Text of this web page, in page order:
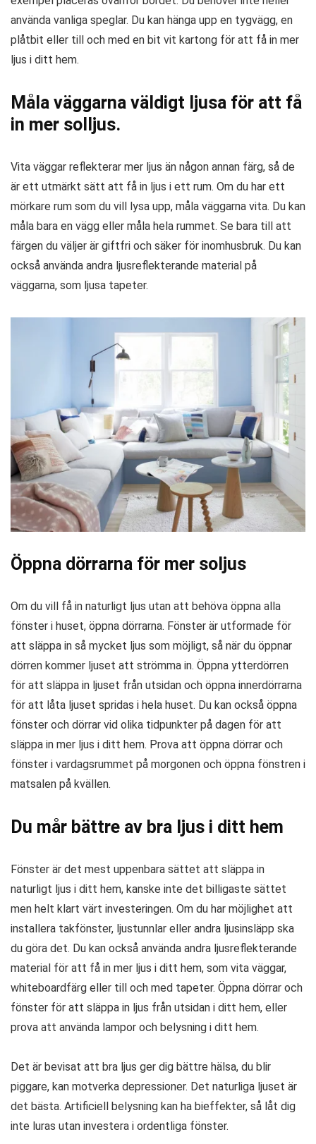
använda vanliga speglar. Du kan hänga upp en tygvägg, en
plåtbit eller till och med en bit vit kartong för att få in mer
ljus i ditt hem.
Måla väggarna väldigt ljusa för att få
in mer solljus.
Vita väggar reflekterar mer ljus än någon annan färg, så de
är ett utmärkt sätt att få in ljus i ett rum. Om du har ett
mörkare rum som du vill lysa upp, måla väggarna vita. Du kan
måla bara en vägg eller måla hela rummet. Se bara till att
färgen du väljer är giftfri och säker för inomhusbruk. Du kan
också använda andra ljusreflekterande material på
väggarna, som ljusa tapeter.
Öppna dörrarna för mer soljus
Om du vill få in naturligt ljus utan att behöva öppna alla
fönster i huset, öppna dörrarna. Fönster är utformade för
att släppa in så mycket ljus som möjligt, så när du öppnar
dörren kommer ljuset att strömma in. Öppna ytterdörren
för att släppa in ljuset från utsidan och öppna innerdörrarna
för att låta ljuset spridas i hela huset. Du kan också öppna
fönster och dörrar vid olika tidpunkter på dagen för att
släppa in mer ljus i ditt hem. Prova att öppna dörrar och
fönster i vardagsrummet på morgonen och öppna fönstren i
matsalen på kvällen.
Du mår bättre av bra ljus i ditt hem
Fönster är det mest uppenbara sättet att släppa in
naturligt ljus i ditt hem, kanske inte det billigaste sättet
men helt klart värt investeringen. Om du har möjlighet att
installera takfönster, ljustunnlar eller andra ljusinsläpp ska
du göra det. Du kan också använda andra ljusreflekterande
material för att få in mer ljus i ditt hem, som vita väggar,
whiteboardfärg eller till och med tapeter. Öppna dörrar och
fönster för att släppa in ljus från utsidan i ditt hem, eller
prova att använda lampor och belysning i ditt hem.
Det är bevisat att bra ljus ger dig bättre hälsa, du blir
piggare, kan motverka depressioner. Det naturliga ljuset är
det bästa. Artificiell belysning kan ha bieffekter, så låt dig
inte luras utan investera i ordentliga fönster.